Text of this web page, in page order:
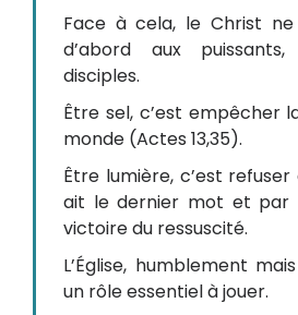
Face à cela, le Christ ne
d’abord aux
disciples.
Être sel, c’est empêcher
monde (Actes 13,35).
Être lumière, c’est refuser
ait le dernier mot et par
victoire du ressuscité.
L’Église, humblement
un rôle essentiel à jouer.